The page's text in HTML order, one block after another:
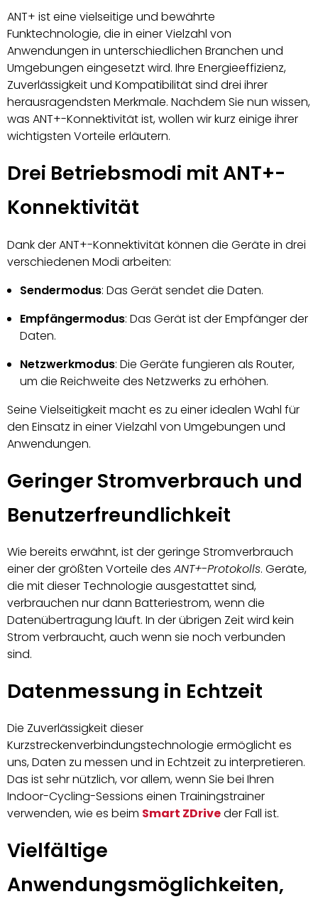
ANT+ ist eine vielseitige und bewährte
Funktechnologie, die in einer Vielzahl von
Anwendungen in unterschiedlichen Branchen und
Umgebungen eingesetzt wird. Ihre Energieeffizienz,
Zuverlässigkeit und Kompatibilität sind drei ihrer
herausragendsten Merkmale. Nachdem Sie nun wissen,
was ANT+-Konnektivität ist, wollen wir kurz einige ihrer
wichtigsten Vorteile erläutern.
Drei Betriebsmodi mit ANT+-
Konnektivität
Dank der ANT+-Konnektivität können die Geräte in drei
verschiedenen Modi arbeiten:
Sendermodus: Das Gerät sendet die Daten.
Empfängermodus: Das Gerät ist der Empfänger der
Daten.
Netzwerkmodus: Die Geräte fungieren als Router,
um die Reichweite des Netzwerks zu erhöhen.
Seine Vielseitigkeit macht es zu einer idealen Wahl für
den Einsatz in einer Vielzahl von Umgebungen und
Anwendungen.
Geringer Stromverbrauch und
Benutzerfreundlichkeit
Wie bereits erwähnt, ist der geringe Stromverbrauch
einer der größten Vorteile des ANT+-Protokolls. Geräte,
die mit dieser Technologie ausgestattet sind,
verbrauchen nur dann Batteriestrom, wenn die
Datenübertragung läuft. In der übrigen Zeit wird kein
Strom verbraucht, auch wenn sie noch verbunden
sind.
Datenmessung in Echtzeit
Die Zuverlässigkeit dieser
Kurzstreckenverbindungstechnologie ermöglicht es
uns, Daten zu messen und in Echtzeit zu interpretieren.
Das ist sehr nützlich, vor allem, wenn Sie bei Ihren
Indoor-Cycling-Sessions einen Trainingstrainer
verwenden, wie es beim Smart ZDriveder Fall ist.
Vielfältige
Anwendungsmöglichkeiten,